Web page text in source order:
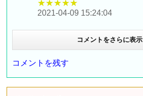
★★★★★
2021-04-09 15:24:04
コメントをさらに表示
コメントを残す